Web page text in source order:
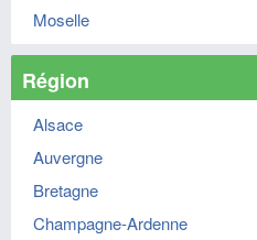
Moselle
Région
Alsace
Auvergne
Bretagne
Champagne-Ardenne